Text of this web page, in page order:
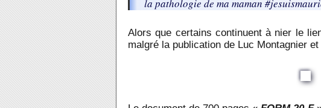
la pathologie de ma maman
Alors que certains continuent à nier le
malgré la publication de Luc Montagnier